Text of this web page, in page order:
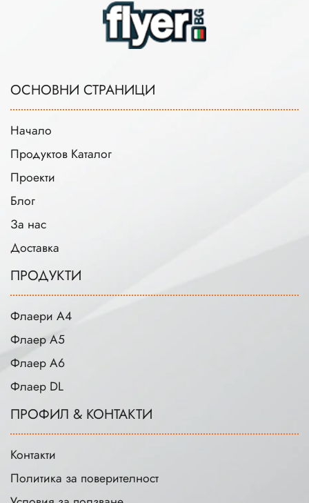
ОСНОВНИ СТРАНИЦИ
Начало
Продуктов Каталог
Проекти
Блог
За нас
Доставка
ПРОДУКТИ
Флаери А4
Флаер А5
Флаер А6
Флаер DL
ПРОФИЛ & КОНТАКТИ
Контакти
Политика за поверителност